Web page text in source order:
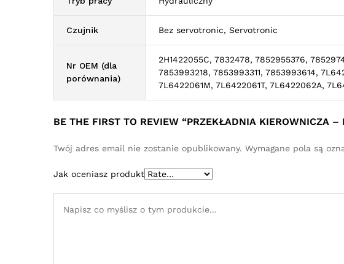
Czujnik Bez servotronic, Servotronic
Nr OEM (dla
porównania)
2H1422055C, 7832478, 7852955376,
7853993218, 7853993311, 7853993614,
7L6422061M, 7L6422061T, 7L6422062A,
BE THE FIRST TO REVIEW “PRZEKŁADNIA KIEROWNICZA
Twój adres email nie zostanie opublikowany. Wymagane pola są
Jak oceniasz produkt